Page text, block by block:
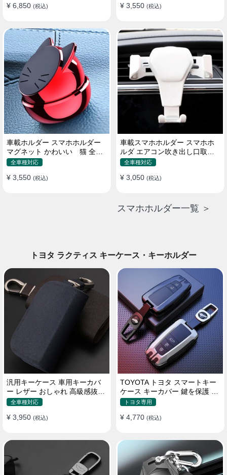
¥ 6,850 (税込) ¥ 3,550 (税込)
車載ホルダー スマホホルダー
マグネット かわいい 猫 全機
種 片手操作
全車種対応
¥ 3,550 (税込)
車載スマホホルダー スマホホ
ルダ エアコン吹き出し口取り
付け 全機種 可愛い アニメ
全車種対応
¥ 3,050 (税込)
スマホホルダー一覧 ＞
トヨタ ラクティス キーケース・キーホルダー
汎用キーケース 車用キーカバ
ー レザー おしゃれ 高級感抜群
ロゴオーダーメイド
全車種対応
¥ 3,950 (税込)
TOYOTA トヨタ スマートキー
ケース キーカバー 鍵を保護 汚
れ防止 滑り止め
トヨタ専用
¥ 4,770 (税込)